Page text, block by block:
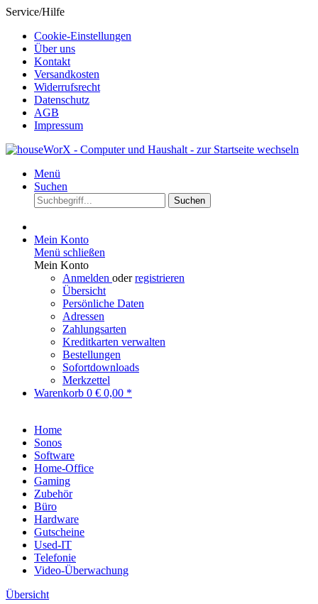
Service/Hilfe
Cookie-Einstellungen
Über uns
Kontakt
Versandkosten
Widerrufsrecht
Datenschutz
AGB
Impressum
Menü
Suchen
Suchen
Mein Konto
Menü schließen
Mein Konto
Anmelden oderregistrieren
Übersicht
Persönliche Daten
Adressen
Zahlungsarten
Kreditkarten verwalten
Bestellungen
Sofortdownloads
Merkzettel
Warenkorb 0 € 0,00 *
Home
Sonos
Software
Home-Office
Gaming
Zubehör
Büro
Hardware
Gutscheine
Used-IT
Telefonie
Video-Überwachung
Übersicht